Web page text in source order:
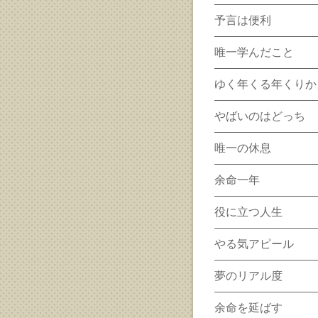
予言は便利
唯一学んだこと
ゆく年くる年くり
やばいのはどっち
唯一の休息
余命一年
役に立つ人生
やる気アピール
夢のリアル度
余命を延ばす